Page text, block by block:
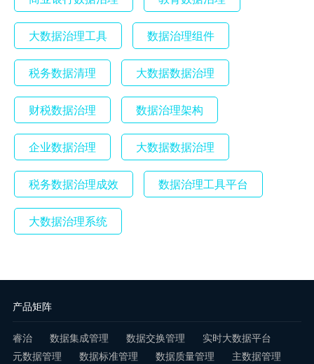
大数据治理工具 数据治理组件
税务数据清理 大数据数据治理
财税数据治理 数据治理架构
企业数据治理 大数据数据治理
税务数据治理成效 数据治理工具平台
大数据治理系统
产品矩阵
睿治 数据集成管理 数据交换管理
实时大数据平台
元数据管理
数据标准管理 数据质量管理 主数据管理